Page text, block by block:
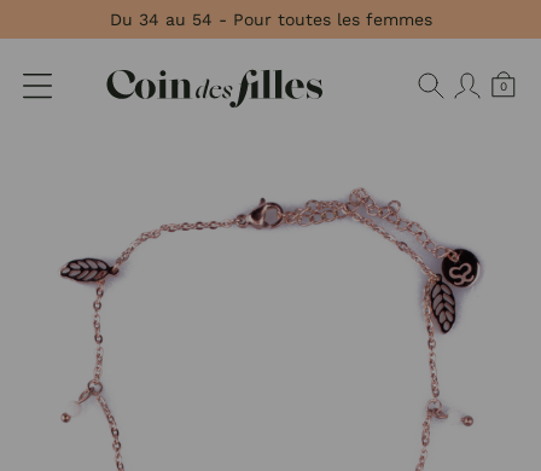
Du 34 au 54 - Pour toutes les femmes
0
Panneau de gestion des cookies